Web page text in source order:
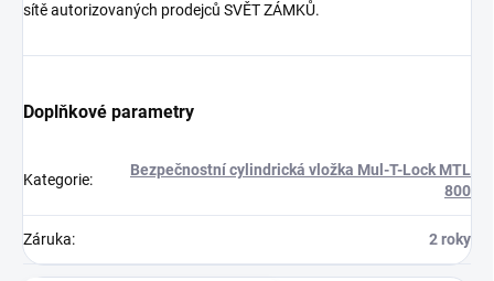
sítě autorizovaných prodejců SVĚT ZÁMKŮ.
Doplňkové parametry
Kategorie:
Bezpečnostní cylindrická vložka Mul-T-Lock MTL
800
Záruka: 2 roky